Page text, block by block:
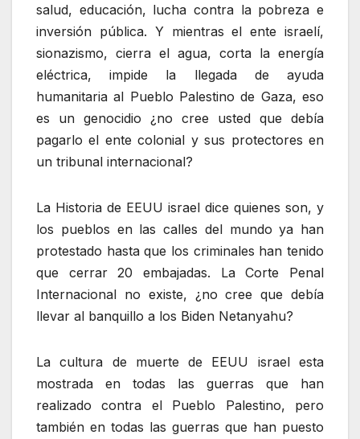
salud, educación, lucha contra la pobreza e
inversión pública. Y mientras el ente israelí,
sionazismo, cierra el agua, corta la energía
eléctrica, impide la llegada de ayuda
humanitaria al Pueblo Palestino de Gaza, eso
es un genocidio ¿no cree usted que debía
pagarlo el ente colonial y sus protectores en
un tribunal internacional?
La Historia de EEUU israel dice quienes son, y
los pueblos en las calles del mundo ya han
protestado hasta que los criminales han tenido
que cerrar 20 embajadas. La Corte Penal
Internacional no existe, ¿no cree que debía
llevar al banquillo a los Biden Netanyahu?
La cultura de muerte de EEUU israel esta
mostrada en todas las guerras que han
realizado contra el Pueblo Palestino, pero
también en todas las guerras que han puesto